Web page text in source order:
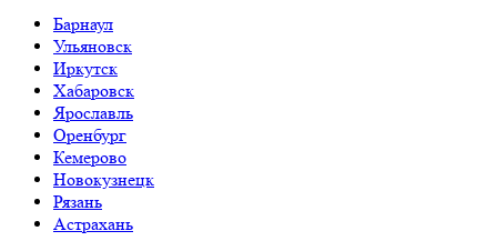
Барнаул
Ульяновск
Иркутск
Хабаровск
Ярославль
Оренбург
Кемерово
Новокузнецк
Рязань
Астрахань